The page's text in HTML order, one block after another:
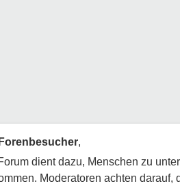
,
dient dazu, Menschen zu
Moderatoren achten